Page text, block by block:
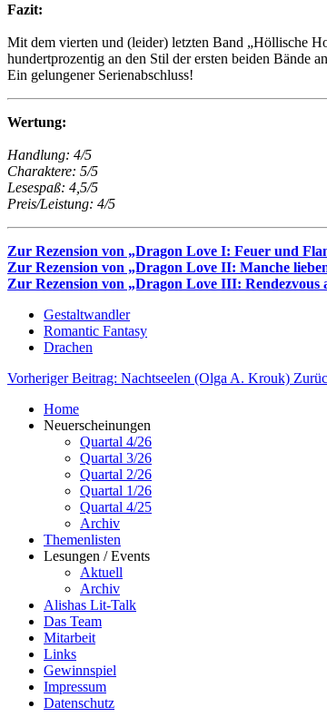
Fazit:
Mit dem vierten und (leider) letzten Band „Höllische
hundertprozentig an den Stil der ersten beiden Bände
Ein gelungener Serienabschluss!
Wertung:
Handlung: 4/5
Charaktere: 5/5
Lesespaß: 4,5/5
Preis/Leistung: 4/5
Zur Rezension von „Dragon Love I: Feuer und
Zur Rezension von „Dragon Love II: Manche
Zur Rezension von „Dragon Love III: Rendezvous
Gestaltwandler
Romantic Fantasy
Drachen
Vorheriger Beitrag: Nachtseelen (Olga A. Krouk)
Home
Neuerscheinungen
Quartal 4/26
Quartal 3/26
Quartal 2/26
Quartal 1/26
Quartal 4/25
Archiv
Themenlisten
Lesungen / Events
Aktuell
Archiv
Alishas Lit-Talk
Das Team
Mitarbeit
Links
Gewinnspiel
Impressum
Datenschutz